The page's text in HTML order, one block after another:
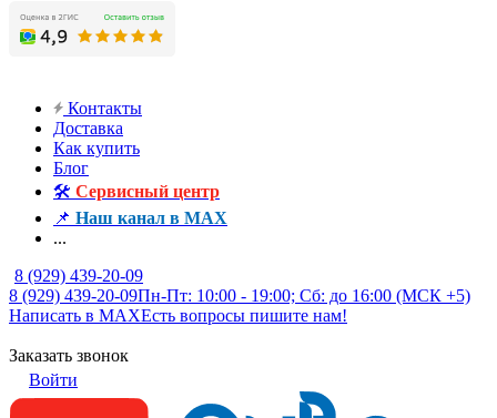
Контакты
Доставка
Как купить
Блог
🛠️ Сервисный центр
📌 Наш канал в MAX
...
8 (929) 439-20-09
8 (929) 439-20-09Пн-Пт: 10:00 - 19:00; Сб: до 16:00 (МСК +5)
Написать в MAXЕсть вопросы пишите нам!
Заказать звонок
Войти